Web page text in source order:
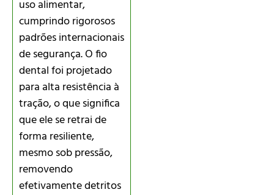
uso alimentar,
cumprindo rigorosos
padrões internacionais
de segurança. O fio
dental foi projetado
para alta resistência à
tração, o que significa
que ele se retrai de
forma resiliente,
mesmo sob pressão,
removendo
efetivamente detritos